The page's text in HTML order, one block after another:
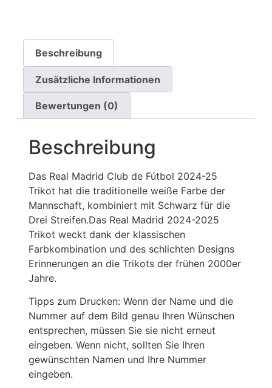
Beschreibung
Zusätzliche Informationen
Bewertungen (0)
Beschreibung
Das Real Madrid Club de Fútbol 2024-25
Trikot hat die traditionelle weiße Farbe der
Mannschaft, kombiniert mit Schwarz für die
Drei Streifen.Das Real Madrid 2024-2025
Trikot weckt dank der klassischen
Farbkombination und des schlichten Designs
Erinnerungen an die Trikots der frühen 2000er
Jahre.
Tipps zum Drucken: Wenn der Name und die
Nummer auf dem Bild genau Ihren Wünschen
entsprechen, müssen Sie sie nicht erneut
eingeben. Wenn nicht, sollten Sie Ihren
gewünschten Namen und Ihre Nummer
eingeben.